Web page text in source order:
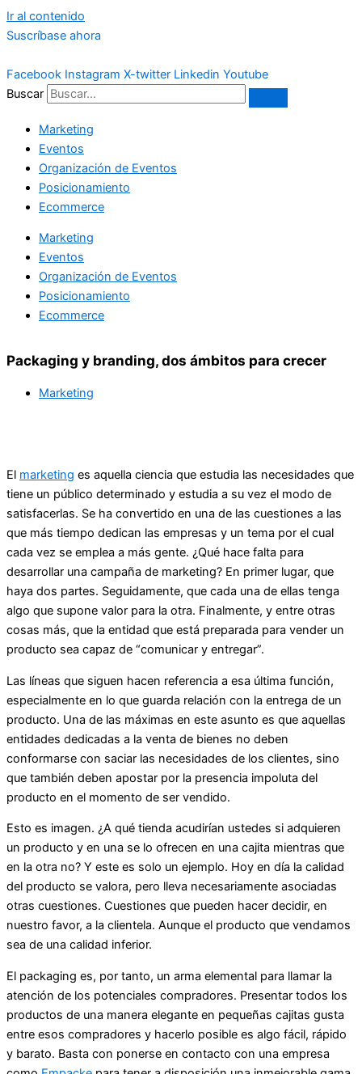
Ir al contenido
Suscríbase ahora
Facebook Instagram X-twitter Linkedin Youtube
Buscar
Marketing
Eventos
Organización de Eventos
Posicionamiento
Ecommerce
Marketing
Eventos
Organización de Eventos
Posicionamiento
Ecommerce
Packaging y branding, dos ámbitos para crecer
Marketing
El marketing es aquella ciencia que estudia las necesidades que
tiene un público determinado y estudia a su vez el modo de
satisfacerlas. Se ha convertido en una de las cuestiones a las
que más tiempo dedican las empresas y un tema por el cual
cada vez se emplea a más gente. ¿Qué hace falta para
desarrollar una campaña de marketing? En primer lugar, que
haya dos partes. Seguidamente, que cada una de ellas tenga
algo que supone valor para la otra. Finalmente, y entre otras
cosas más, que la entidad que está preparada para vender un
producto sea capaz de “comunicar y entregar”.
Las líneas que siguen hacen referencia a esa última función,
especialmente en lo que guarda relación con la entrega de un
producto. Una de las máximas en este asunto es que aquellas
entidades dedicadas a la venta de bienes no deben
conformarse con saciar las necesidades de los clientes, sino
que también deben apostar por la presencia impoluta del
producto en el momento de ser vendido.
Esto es imagen. ¿A qué tienda acudirían ustedes si adquieren
un producto y en una se lo ofrecen en una cajita mientras que
en la otra no? Y este es solo un ejemplo. Hoy en día la calidad
del producto se valora, pero lleva necesariamente asociadas
otras cuestiones. Cuestiones que pueden hacer decidir, en
nuestro favor, a la clientela. Aunque el producto que vendamos
sea de una calidad inferior.
El packaging es, por tanto, un arma elemental para llamar la
atención de los potenciales compradores. Presentar todos los
productos de una manera elegante en pequeñas cajitas gusta
entre esos compradores y hacerlo posible es algo fácil, rápido
y barato. Basta con ponerse en contacto con una empresa